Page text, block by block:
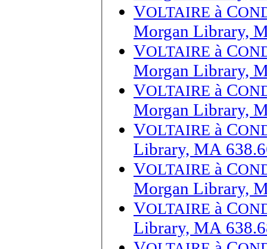
VOLTAIRE à C
Morgan Library,
VOLTAIRE à C
Morgan Library,
VOLTAIRE à C
Morgan Library,
VOLTAIRE à C
Library, MA
VOLTAIRE à C
Morgan Library,
VOLTAIRE à C
Library, MA